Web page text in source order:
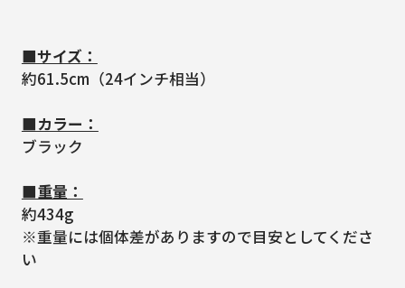
■サイズ：
約61.5cm（24インチ相当）
■カラー：
ブラック
■重量：
約434g
※重量には個体差がありますので目安としてくださ
い